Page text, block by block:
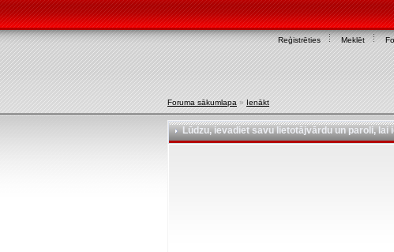
Reģistrēties Meklēt
Foruma sākumlapa » Ienākt
Lūdzu, ievadiet savu lietotājvārdu un paroli, lai